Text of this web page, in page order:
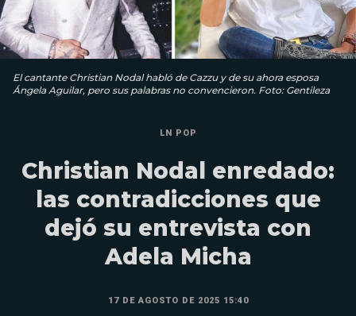
El cantante Christian Nodal habló de Cazzu y de su ahora esposa
Ángela Aguilar, pero sus palabras no convencieron. Foto: Gentileza
LN POP
Christian Nodal enredado:
las contradicciones que
dejó su entrevista con
Adela Micha
17 DE AGOSTO DE 2025 15:40